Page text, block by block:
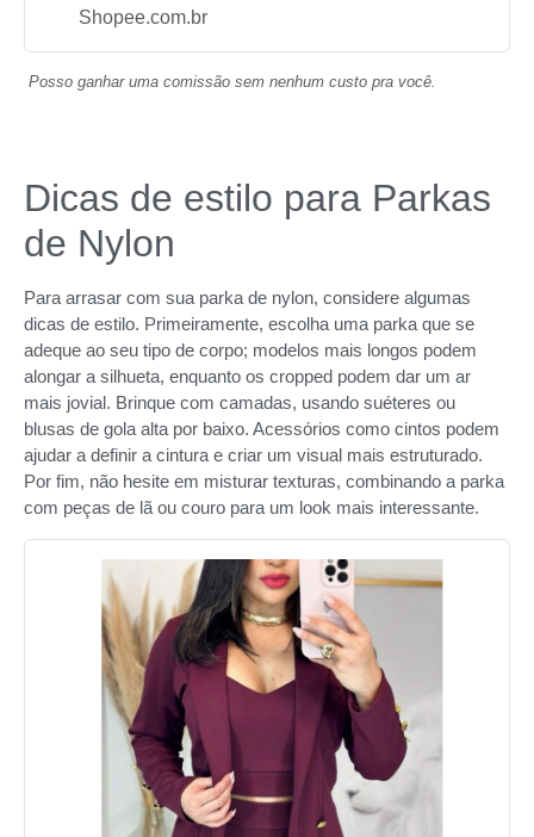
Shopee.com.br
Posso ganhar uma comissão sem nenhum custo pra você.
Dicas de estilo para Parkas
de Nylon
Para arrasar com sua parka de nylon, considere algumas
dicas de estilo. Primeiramente, escolha uma parka que se
adeque ao seu tipo de corpo; modelos mais longos podem
alongar a silhueta, enquanto os cropped podem dar um ar
mais jovial. Brinque com camadas, usando suéteres ou
blusas de gola alta por baixo. Acessórios como cintos podem
ajudar a definir a cintura e criar um visual mais estruturado.
Por fim, não hesite em misturar texturas, combinando a parka
com peças de lã ou couro para um look mais interessante.